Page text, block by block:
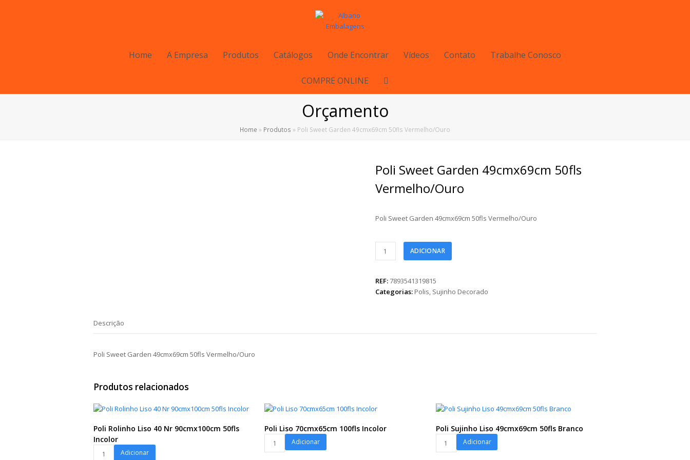
Home A Empresa Produtos Catálogos Onde Encontrar Vídeos Contato Trabalhe Conosco
COMPRE ONLINE
Orçamento
Home » Produtos » Poli Sweet Garden 49cmx69cm 50fls Vermelho/Ouro
Poli Sweet Garden 49cmx69cm 50fls
Vermelho/Ouro
Poli Sweet Garden 49cmx69cm 50fls Vermelho/Ouro
49cmx69cm
50fls
ADICIONAR
REF:7893541319815
Categorias: Polis, Sujinho Decorado
Descrição
Poli Sweet Garden 49cmx69cm 50fls Vermelho/Ouro
Produtos relacionados
Poli Rolinho Liso 40 Nr 90cmx100cm 50fls
Incolor
Adicionar
Poli Liso 70cmx65cm 100fls Incolor
Adicionar
Poli Sujinho Liso 49cmx69cm 50fls Branco
Sujinho
Adicionar